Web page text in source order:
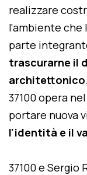
realizzare
l'ambiente che
parte
trascurarne il
architettonico.
37100 opera
portare nuova
l'identità e il
37100 e Sergio